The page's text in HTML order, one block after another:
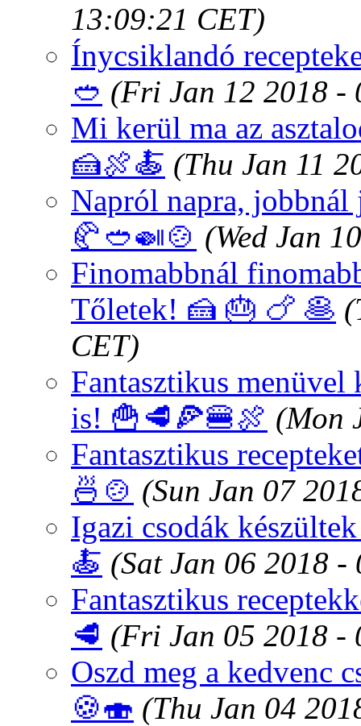
13:09:21 CET)
Ínycsiklandó
🥙 (Fri Jan 12 2018 -
Mi kerül ma az
🍰🍖🍝 (Thu Jan 11
Napról napra,
🥐🥙🍛🍲 (Wed Jan
Finomabbnál
Tőletek! 🍰 🎂 🍗 🥞
CET)
Fantasztikus menüvel
is! 🍟🥩🍕🍔🍖 (Mon
Fantasztikus
🍜🍲 (Sun Jan 07
Igazi csodák
🍝 (Sat Jan 06 2018
Fantasztikus
🥩 (Fri Jan 05 2018 -
Oszd meg a kedvenc
🍪🍣 (Thu Jan 04